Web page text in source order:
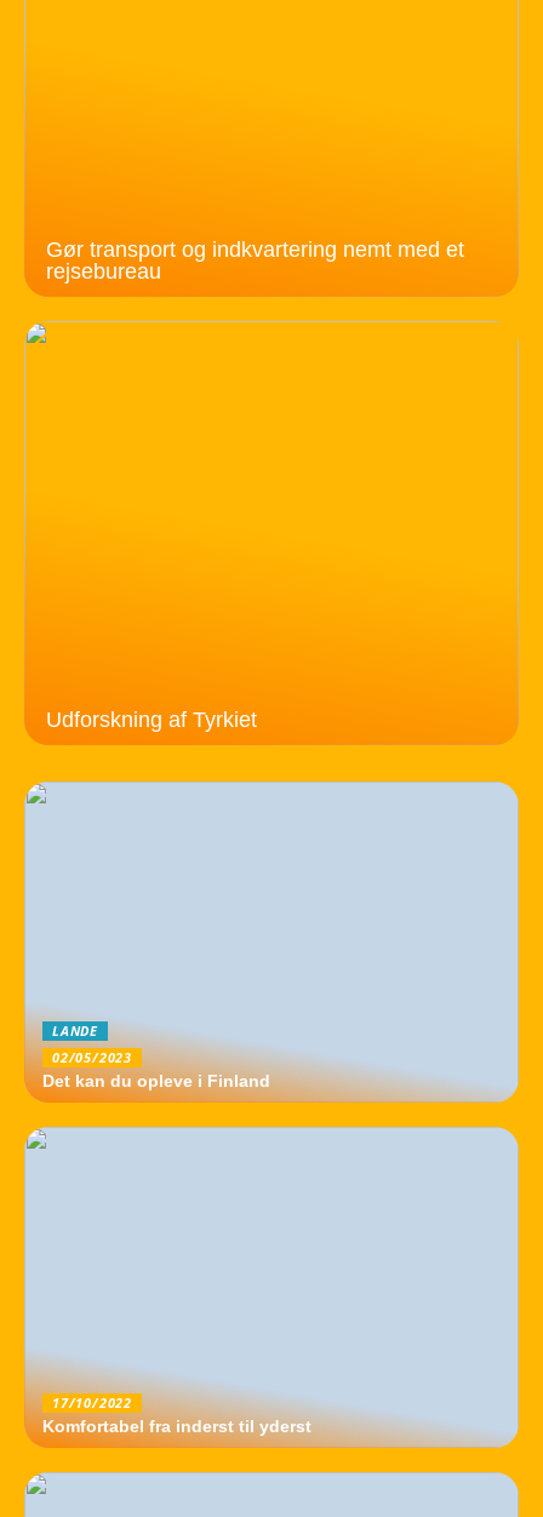
Gør transport og indkvartering nemt med et
rejsebureau
Udforskning af Tyrkiet
LANDE
02/05/2023
Det kan du opleve i Finland
17/10/2022
Komfortabel fra inderst til yderst